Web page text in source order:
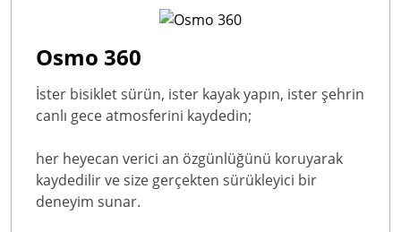
Osmo 360
İster bisiklet sürün, ister kayak yapın, ister şehrin
canlı gece atmosferini kaydedin;
her heyecan verici an özgünlüğünü koruyarak
kaydedilir ve size gerçekten sürükleyici bir
deneyim sunar.